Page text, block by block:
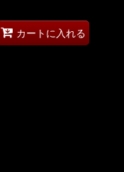
カートに入れる